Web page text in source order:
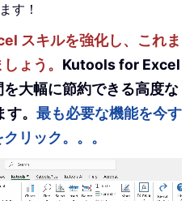
す！
スキルを強化し、これま
ょう。 Kutools for Excel
大幅に節約できる高度な
。 最も必要な機能を今す
リック。。。